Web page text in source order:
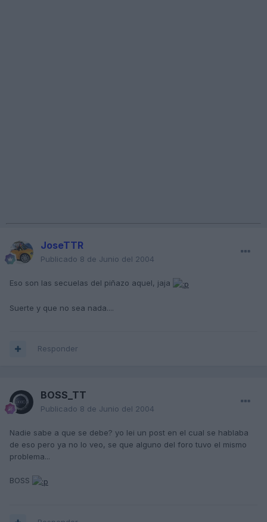
JoseTTR
Publicado 8 de Junio del 2004
Eso son las secuelas del piñazo aquel, jaja
Suerte y que no sea nada....
Responder
BOSS_TT
Publicado 8 de Junio del 2004
Nadie sabe a que se debe? yo lei un post en el cual se hablaba
de eso pero ya no lo veo, se que alguno del foro tuvo el mismo
problema...
BOSS